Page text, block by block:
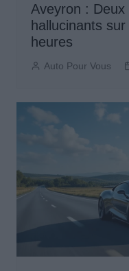
Aveyron :
hallucinants sur
heures
Auto Pour Vous